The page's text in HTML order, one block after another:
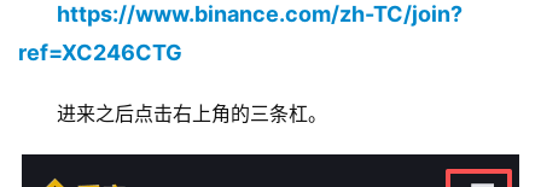
https://www.binance.com/zh-TC/join?
ref=XC246CTG
进来之后点击右上角的三条杠。